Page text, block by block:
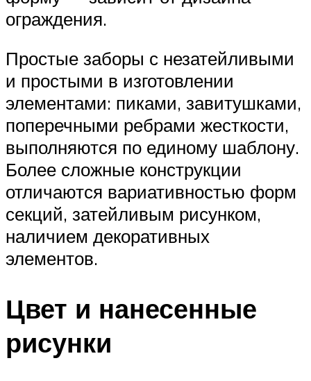
ограждения.
Простые заборы с незатейливыми
и простыми в изготовлении
элементами: пиками, завитушками,
поперечными ребрами жесткости,
выполняются по единому шаблону.
Более сложные конструкции
отличаются вариативностью форм
секций, затейливым рисунком,
наличием декоративных
элементов.
Цвет и нанесенные
рисунки